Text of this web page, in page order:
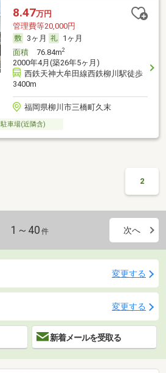
8.47万円
管理費等20,000円
3ヶ月
1ヶ月
面積76.84m2
2000年4月(築26年5ヶ月)
西鉄天神大牟田線西鉄柳川駅徒歩
3400m
福岡県柳川市三橋町久末
駐車場(近隣含)
2
1～40 件 次へ
変更する
変更する
新着メールを受取る